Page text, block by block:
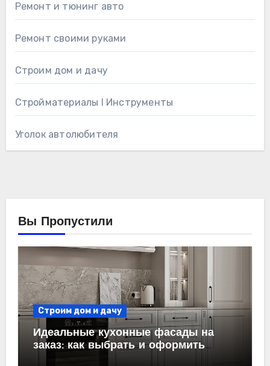
Ремонт и тюнинг авто
Ремонт своими руками
Строим дом и дачу
Стройматериалы l Инструменты
Уголок автолюбителя
Вы Пропустили
Строим дом и дачу
Идеальные кухонные фасады на
заказ: как выбрать и оформить